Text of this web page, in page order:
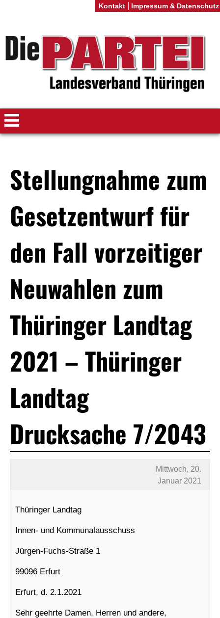
Stellungnahme zum
Gesetzentwurf für
den Fall vorzeitiger
Neuwahlen zum
Thüringer Landtag
2021 – Thüringer
Landtag
Drucksache 7/2043
Mittwoch, 20.
Januar 2021
Thüringer Landtag
Innen- und Kommunalausschuss
Jürgen-Fuchs-Straße 1
99096 Erfurt
Erfurt, d. 2.1.2021
Sehr geehrte Damen, Herren und andere,
Kontakt Impressum & Datenschutz